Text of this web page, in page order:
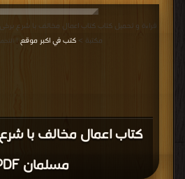
كتاب اعمال مخالف با شرع
مسلمان PDF
مكتبة > كتب في اكبر موقع |